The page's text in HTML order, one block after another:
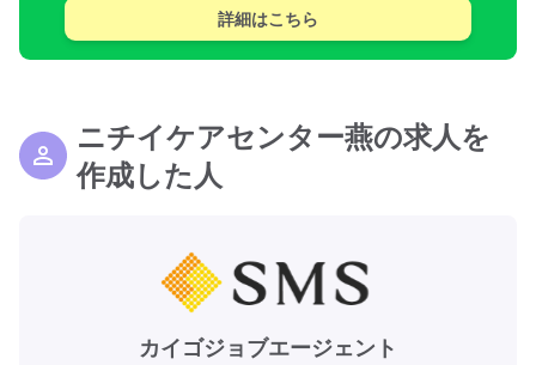
詳細はこちら
ニチイケアセンター燕の求人を
作成した人
カイゴジョブエージェント